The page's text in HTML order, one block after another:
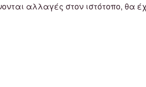
αλλαγές στον ιστότοπο, θα